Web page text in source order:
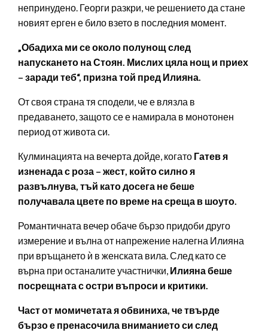
непринудено. Георги разкри, че решението да стане
новият ерген е било взето в последния момент.
„Обадиха ми се около полунощ след
напускането на Стоян. Мислих цяла нощ и приех
– заради теб“, призна той пред Илияна.
От своя страна тя сподели, че е влязла в
предаването, защото се е намирала в монотонен
период от живота си.
Кулминацията на вечерта дойде, когато Гатев я
изненада с роза – жест, който силно я
развълнува, тъй като досега не беше
получавала цвете по време на среща в шоуто.
Романтичната вечер обаче бързо придоби друго
измерение и вълна от напрежение налегна Илияна
при връщането ѝ в женската вила. След като се
върна при останалите участнички, Илияна беше
посрещната с остри въпроси и критики.
Част от момичетата я обвиниха, че твърде
бързо е пренасочила вниманието си след